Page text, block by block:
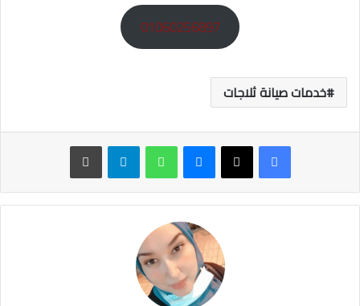
01060256897
خدمات صيانة ثلاجات
ماسنجر واتساب تيلقرام طباعة